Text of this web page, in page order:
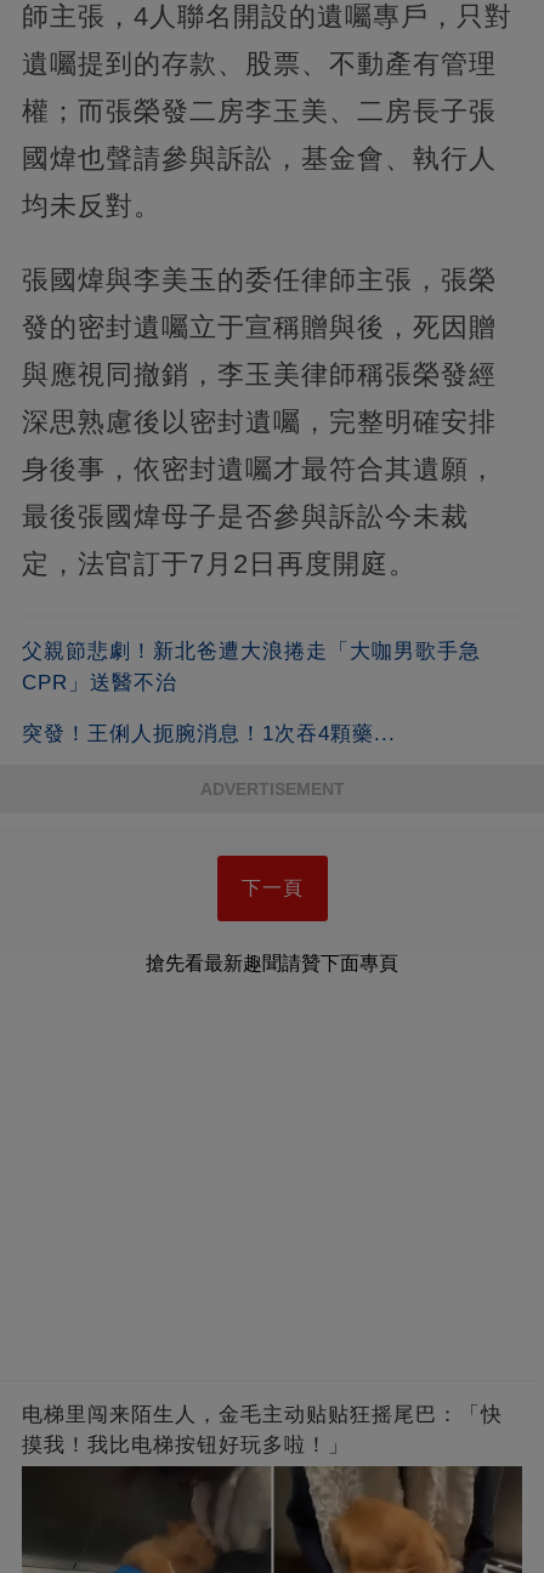
師主張，4人聯名開設的遺囑專戶，只對
遺囑提到的存款、股票、不動產有管理
權；而張榮發二房李玉美、二房長子張
國煒也聲請參與訴訟，基金會、執行人
均未反對。
張國煒與李美玉的委任律師主張，張榮
發的密封遺囑立于宣稱贈與後，死因贈
與應視同撤銷，李玉美律師稱張榮發經
深思熟慮後以密封遺囑，完整明確安排
身後事，依密封遺囑才最符合其遺願，
最後張國煒母子是否參與訴訟今未裁
定，法官訂于7月2日再度開庭。
父親節悲劇！新北爸遭大浪捲走「大咖男歌手急
CPR」送醫不治
突發！王俐人扼腕消息！1次吞4顆藥...
ADVERTISEMENT
下一頁
搶先看最新趣聞請贊下面專頁
电梯里闯来陌生人，金毛主动贴贴狂摇尾巴：「快
摸我！我比电梯按钮好玩多啦！」